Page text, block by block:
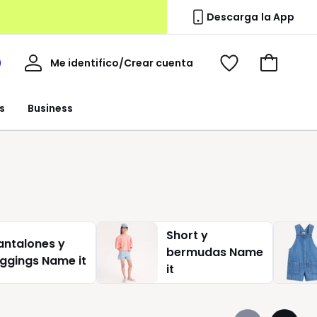
Descarga la App
Business
Me identifico/Crear cuenta
Mi
Ver
Ir
y
Name it
Short y
bermudas Name
it